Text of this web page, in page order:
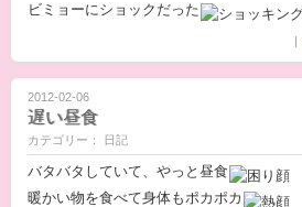
ビミョーにショックだった
|
2012-02-06
遅い昼食
カテゴリー： 日記
バタバタしていて、やっと昼食
暖かい物を食べて身体もポカポカ